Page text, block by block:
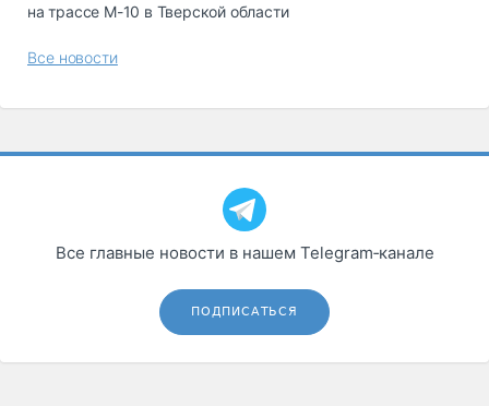
на трассе М-10 в Тверской области
Все новости
Все главные новости в нашем Telegram‑канале
ПОДПИСАТЬСЯ